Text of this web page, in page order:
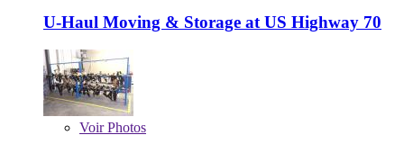
U-Haul Moving & Storage at US Highway 70
VoirPhotos